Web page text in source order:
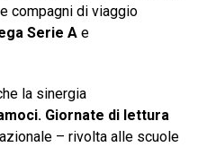
compagni di viaggio
Serie Ae
la sinergia
Giornate di lettura
– rivolta alle scuole